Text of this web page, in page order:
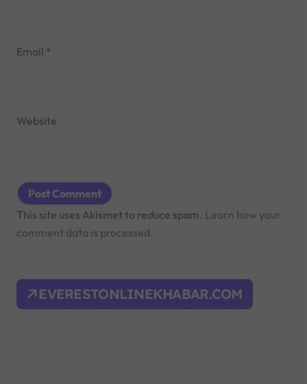
Email *
Website
This site uses Akismet to reduce spam. Learn how your
comment data is processed.
EVERESTONLINEKHABAR.COM